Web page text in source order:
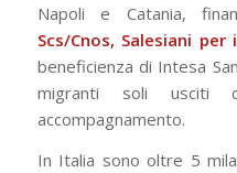
Napoli e Catania,
Scs/Cnos, Salesiani per
beneficienza di Intesa
migranti soli usciti
accompagnamento.
In Italia sono oltre 5